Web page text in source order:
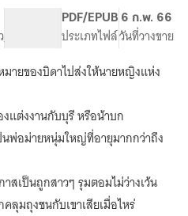
ระหว่าง
พี่
จิ
+
น้า
บก
Part2
ระดับเนื้อหา
PDF/EPUB
ประเภทไฟล์
6 ก.พ. 66
วันที่วางขาย
ายของบิดาไปส่งให้นายหญิงแห่ง
แต่งงานกับบุรี หรือน้าบก
พ่อม่ายหนุ่มใหญ่ที่อายุมากกว่าถึง
สเป็นถูกสาวๆ รุมตอมไม่ว่างเว้น
ลุมถุงชนกับเขาเสียเมื่อไหร่